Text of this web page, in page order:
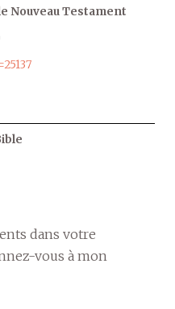
Nouveau Testament
dans votre
vous à mon